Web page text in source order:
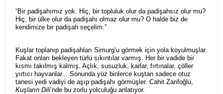
“Bir padişahımız yok. Hiç, bir topluluk olur da padişahsız olur mu?
Hiç, bir ülke olur da padişahı olmaz olur mu? O halde biz de
kendimize bir padişah seçelim.”
Kuşlar toplanıp padişahları Simurg’u görmek için yola koyulmuşlar.
Fakat onları bekleyen türlü sıkıntılar varmış. Her bir vadide bir
kısmı takılmış kalmış. Açlık, susuzluk, karlar, fırtınalar, çöller
yırtıcı hayvanlar... Sonunda yüz binlerce kuştan sadece otuz
tanesi yedi vadiyi de aşıp padişahı görmüşler. Cahit Zarifoğlu,
Kuşların Dili’nde bu zorlu yolculuğu anlatıyor.